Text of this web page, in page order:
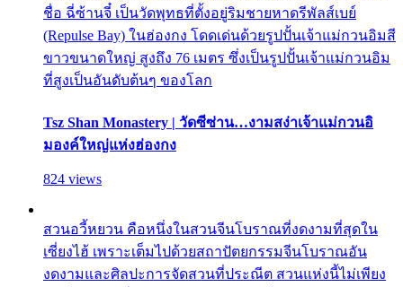
ชื่อ ฉี่ซ้านจี๋ เป็นวัดพุทธที่ตั้งอยู่ริมชายหาดรีพัลส์เบย์
(Repulse Bay) ในฮ่องกง โดดเด่นด้วยรูปปั้นเจ้าแม่กวนอิมสี
ขาวขนาดใหญ่ สูงถึง 76 เมตร ซึ่งเป็นรูปปั้นเจ้าแม่กวนอิม
ที่สูงเป็นอันดับต้นๆ ของโลก
Tsz Shan Monastery | วัดซีซ่าน…งามสง่าเจ้าแม่กวนอิ
มองค์ใหญ่แห่งฮ่องกง
824 views
สวนอวี้หยวน คือหนึ่งในสวนจีนโบราณที่งดงามที่สุดใน
เซี่ยงไฮ้ เพราะเต็มไปด้วยสถาปัตยกรรมจีนโบราณอัน
งดงามและศิลปะการจัดสวนที่ประณีต สวนแห่งนี้ไม่เพียง